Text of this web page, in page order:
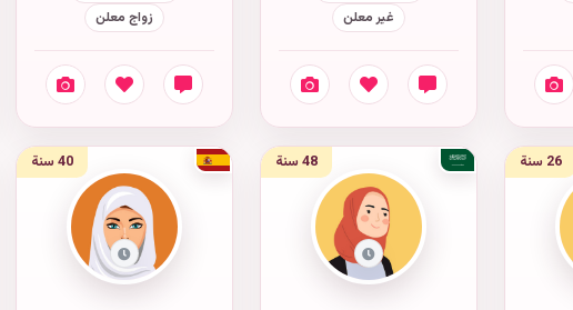
غير معلن
زواج معلن
26 سنة 48 سنة 40 سنة